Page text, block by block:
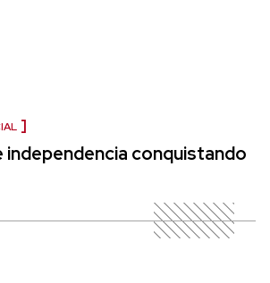
independencia conquistando